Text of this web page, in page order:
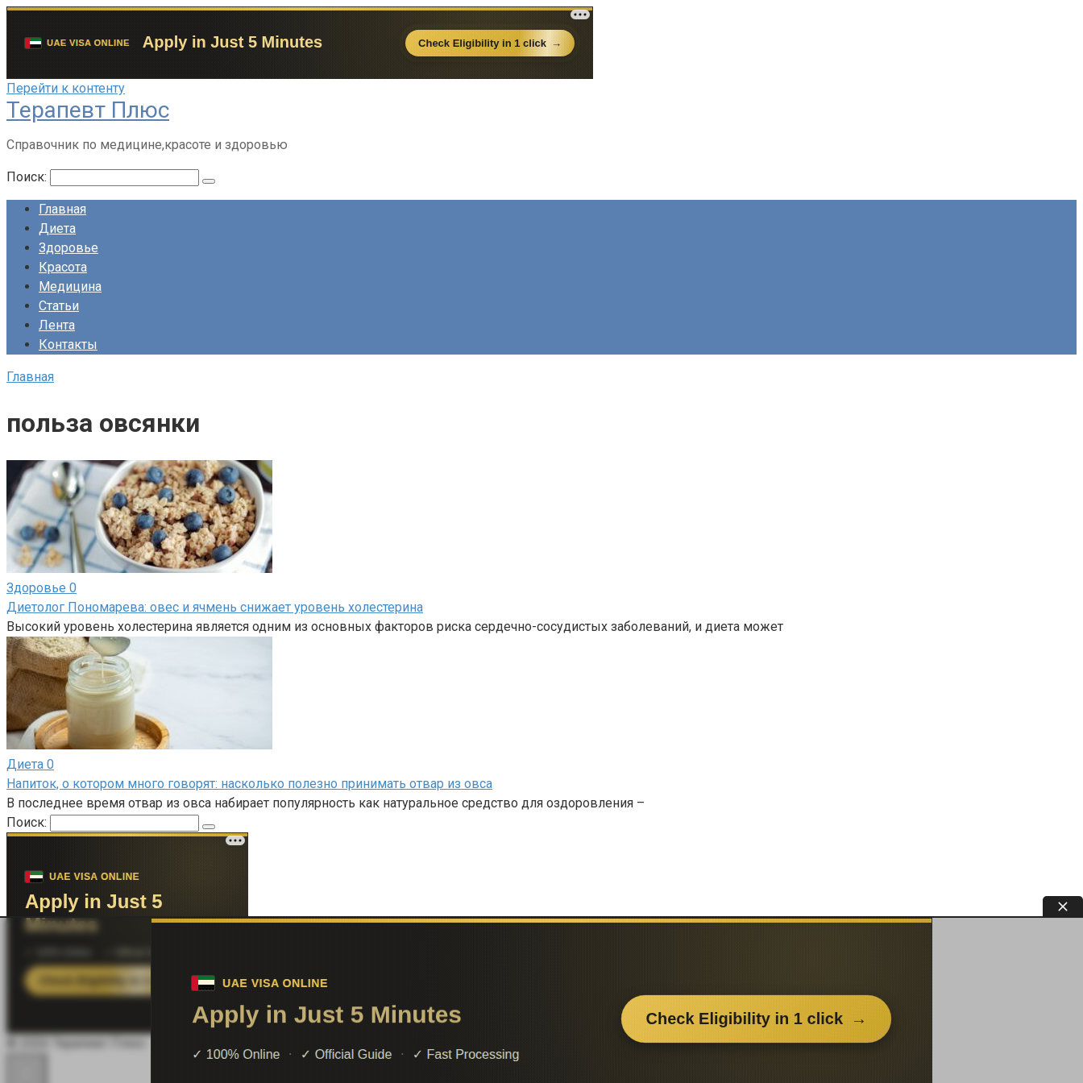
Перейти к контенту
Терапевт Плюс
Справочник по медицине,красоте и здоровью
Поиск:
Главная
Диета
Здоровье
Красота
Медицина
Статьи
Лента
Контакты
Главная
польза овсянки
Здоровье 0
Диетолог Пономарева: овес и ячмень снижает уровень холестерина
Высокий уровень холестерина является одним из основных факторов риска сердечно-сосудистых заболеваний, и диета может
Диета 0
Напиток, о котором много говорят: насколько полезно принимать отвар из овса
В последнее время отвар из овса набирает популярность как натуральное средство для оздоровления –
Поиск:
© 2026 Терапевт Плюс